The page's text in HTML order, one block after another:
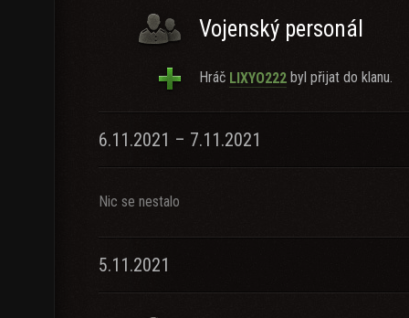
Vojenský personál
Hráč LIXYO222 byl přijat do klanu.
6.11.2021 – 7.11.2021
Nic se nestalo
5.11.2021